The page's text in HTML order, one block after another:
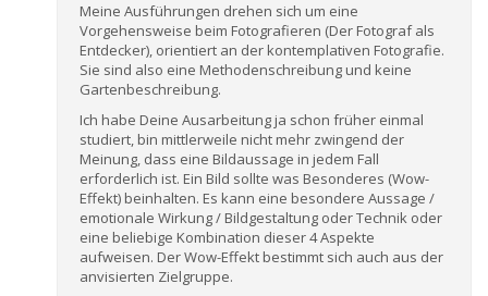
Meine Ausführungen drehen sich um eine
Vorgehensweise beim Fotografieren (Der Fotograf als
Entdecker), orientiert an der kontemplativen Fotografie.
Sie sind also eine Methodenschreibung und keine
Gartenbeschreibung.
Ich habe Deine Ausarbeitung ja schon früher einmal
studiert, bin mittlerweile nicht mehr zwingend der
Meinung, dass eine Bildaussage in jedem Fall
erforderlich ist. Ein Bild sollte was Besonderes (Wow-
Effekt) beinhalten. Es kann eine besondere Aussage /
emotionale Wirkung / Bildgestaltung oder Technik oder
eine beliebige Kombination dieser 4 Aspekte
aufweisen. Der Wow-Effekt bestimmt sich auch aus der
anvisierten Zielgruppe.